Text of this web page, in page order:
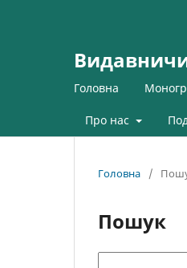
Головна
Про нас
Головна /
Пошук